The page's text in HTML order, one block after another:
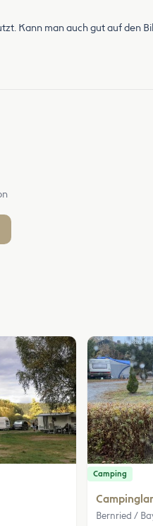
Kann man auch gut auf den
Camping
Bernried /